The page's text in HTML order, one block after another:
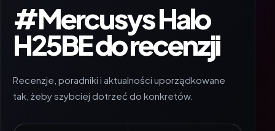
#Mercusys Halo
H25BE do recenzji
Recenzje, poradniki i aktualności uporządkowane
tak, żeby szybciej dotrzeć do konkretów.